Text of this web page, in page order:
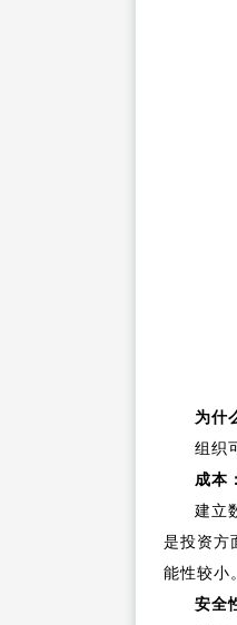
为什
组织
成本：
建立
是投资方
能性较小
安全